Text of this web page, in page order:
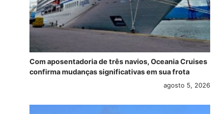
Com aposentadoria de três navios, Oceania Cruises
confirma mudanças significativas em sua frota
agosto 5, 2026